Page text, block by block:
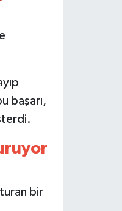
başarı,
bir